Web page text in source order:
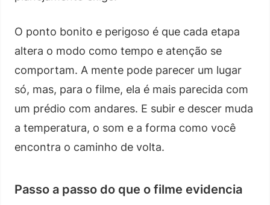
O ponto bonito e perigoso é que cada etapa
altera o modo como tempo e atenção se
comportam. A mente pode parecer um lugar
só, mas, para o filme, ela é mais parecida com
um prédio com andares. E subir e descer muda
a temperatura, o som e a forma como você
encontra o caminho de volta.
Passo a passo do que o filme evidencia